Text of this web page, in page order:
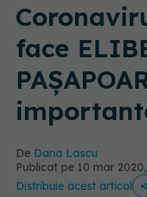
face
De Dana Lascu
Publicat pe 10 mar
Distribuie acest articol